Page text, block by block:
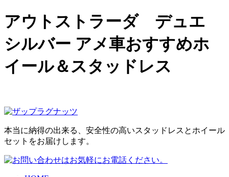
アウトストラーダ デュエ
シルバー アメ車おすすめホ
イール＆スタッドレス
本当に納得の出来る、安全性の高いスタッドレスとホイール
セットをお届けします。